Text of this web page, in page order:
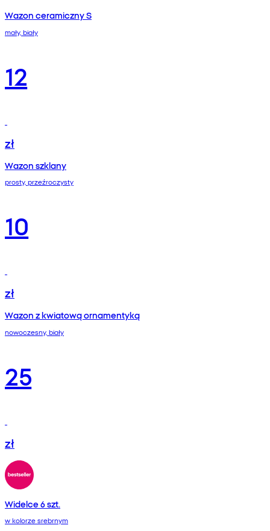
Wazon ceramiczny S
mały, biały
12
zł
Wazon szklany
prosty, przeźroczysty
10
zł
Wazon z kwiatową ornamentyką
nowoczesny, biały
25
zł
Widelce 6 szt.
w kolorze srebrnym